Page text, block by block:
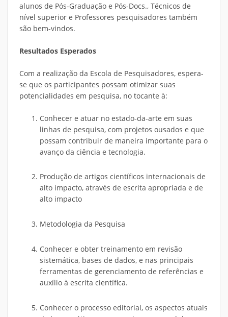
alunos de Pós-Graduação e Pós-Docs., Técnicos de
nível superior e Professores pesquisadores também
são bem-vindos.
Resultados Esperados
Com a realização da Escola de Pesquisadores, espera-
se que os participantes possam otimizar suas
potencialidades em pesquisa, no tocante à:
Conhecer e atuar no estado-da-arte em suas
linhas de pesquisa, com projetos ousados e que
possam contribuir de maneira importante para o
avanço da ciência e tecnologia.
Produção de artigos científicos internacionais de
alto impacto, através de escrita apropriada e de
alto impacto
Metodologia da Pesquisa
Conhecer e obter treinamento em revisão
sistemática, bases de dados, e nas principais
ferramentas de gerenciamento de referências e
auxílio à escrita científica.
Conhecer o processo editorial, os aspectos atuais